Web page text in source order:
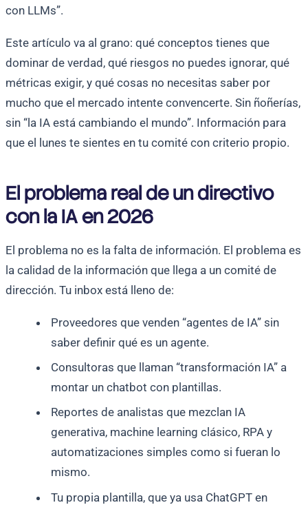
con LLMs”.
Este artículo va al grano: qué conceptos tienes que
dominar de verdad, qué riesgos no puedes ignorar, qué
métricas exigir, y qué cosas no necesitas saber por
mucho que el mercado intente convencerte. Sin ñoñerías,
sin “la IA está cambiando el mundo”. Información para
que el lunes te sientes en tu comité con criterio propio.
El problema real de un directivo
con la IA en 2026
El problema no es la falta de información. El problema es
la calidad de la información que llega a un comité de
dirección. Tu inbox está lleno de:
Proveedores que venden “agentes de IA” sin
saber definir qué es un agente.
Consultoras que llaman “transformación IA” a
montar un chatbot con plantillas.
Reportes de analistas que mezclan IA
generativa, machine learning clásico, RPA y
automatizaciones simples como si fueran lo
mismo.
Tu propia plantilla, que ya usa ChatGPT en